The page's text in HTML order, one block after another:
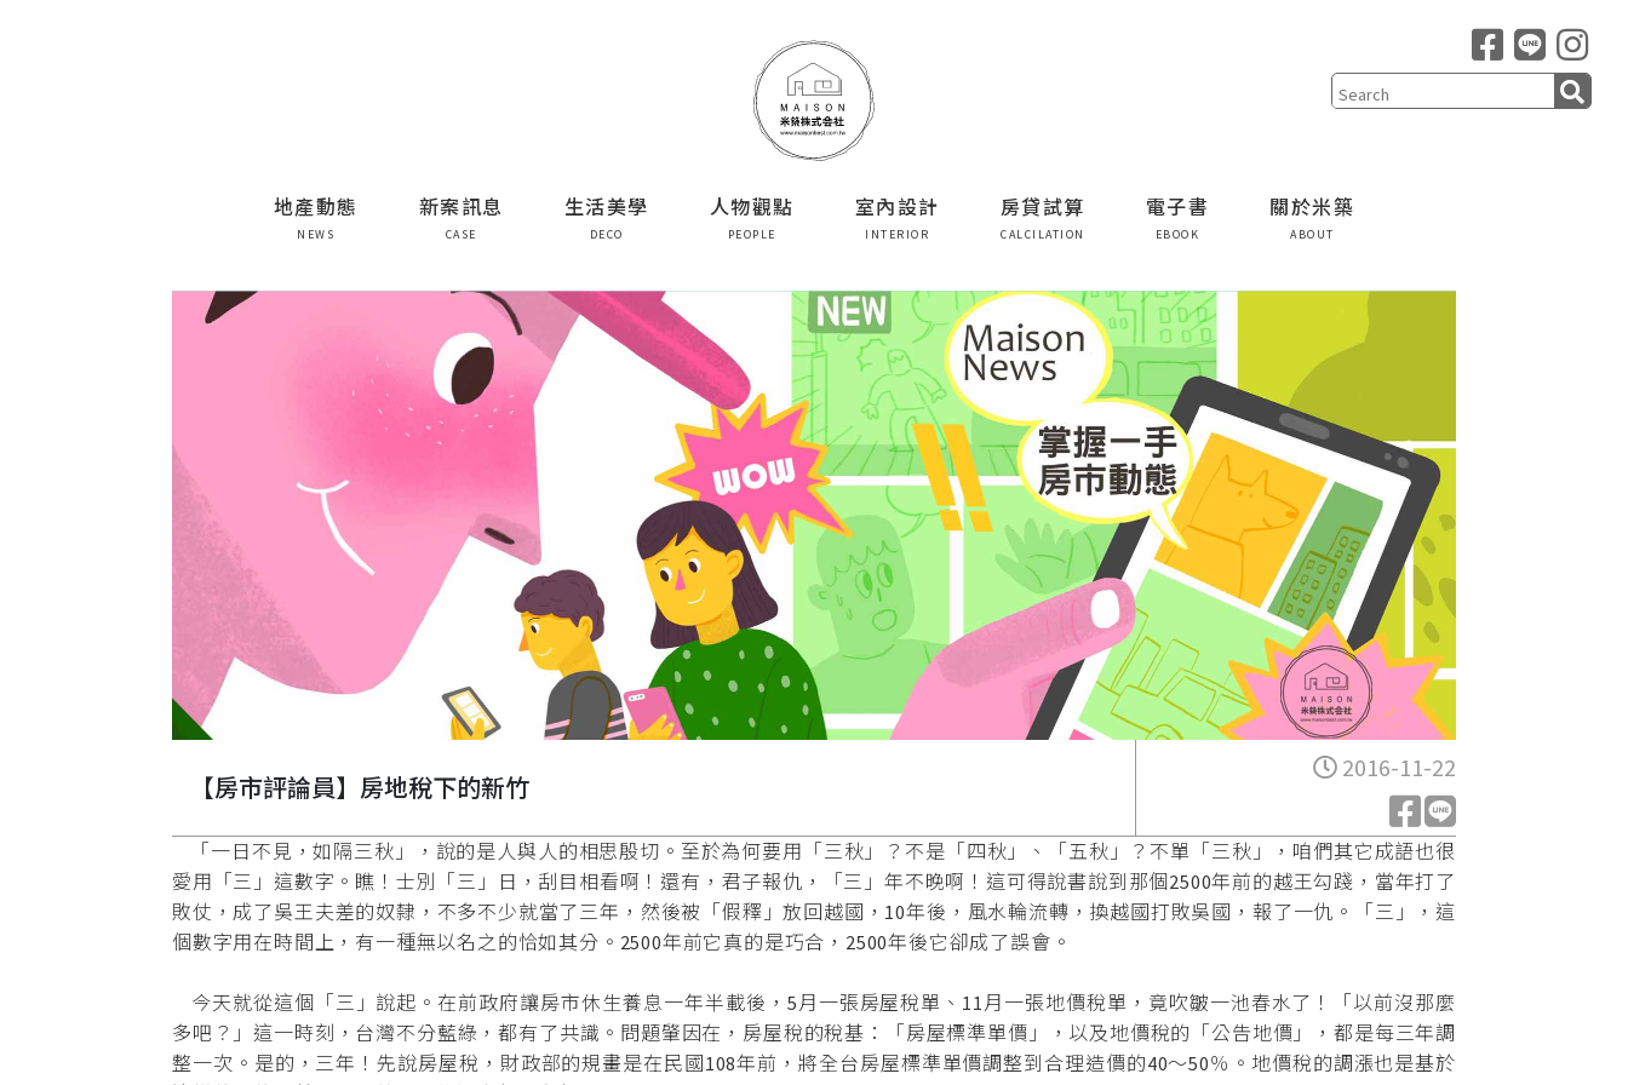
地產動態
NEWS
新案訊息
CASE
生活美學
DECO
人物觀點
PEOPLE
室內設計
INTERIOR
房貸試算
CALCILATION
電子書
EBOOK
關於米築
ABOUT
【房市評論員】房地稅下的新竹
2016-11-22
「一日不見，如隔三秋」，說的是人與人的相思殷切。至於為何要用「三秋」？不是「四秋」、「五秋」？不單「三秋」，咱們其它成語也很
愛用「三」這數字。瞧！士別「三」日，刮目相看啊！還有，君子報仇，「三」年不晚啊！這可得說書說到那個2500年前的越王勾踐，當年打了
敗仗，成了吳王夫差的奴隸，不多不少就當了三年，然後被「假釋」放回越國，10年後，風水輪流轉，換越國打敗吳國，報了一仇。「三」，這
個數字用在時間上，有一種無以名之的恰如其分。2500年前它真的是巧合，2500年後它卻成了誤會。
今天就從這個「三」說起。在前政府讓房市休生養息一年半載後，5月一張房屋稅單、11月一張地價稅單，竟吹皺一池春水了！「以前沒那麼
多吧？」這一時刻，台灣不分藍綠，都有了共識。問題肇因在，房屋稅的稅基：「房屋標準單價」，以及地價稅的「公告地價」，都是每三年調
整一次。是的，三年！先說房屋稅，財政部的規畫是在民國108年前，將全台房屋標準單價調整到合理造價的40～50％。地價稅的調漲也是基於